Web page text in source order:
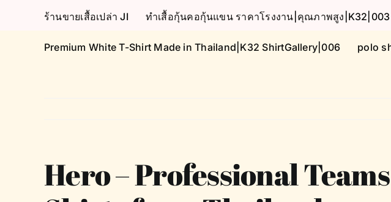
ร้านขายเสื้อเปล่า JI ทำเสื้อกุ้นคอกุ้นแขน ราคาโรงงาน|คุณภาพสูง|K32|003
Premium White T-Shirt Made in Thailand|K32 ShirtGallery|006 polo
Hero – Professional